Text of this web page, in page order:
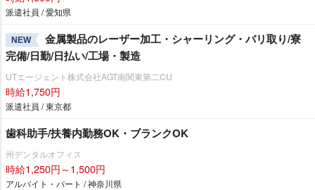
派遣社員 / 愛知県
NEW
金属製品のレーザー加工・シャーリング・バリ取り/寮
完備/日勤/日払い/工場・製造
UTエージェント株式会社AGT南関東第二CU
時給1,750円
派遣社員 / 東京都
歯科助手/扶養内勤務OK・ブランクOK
州デンタルオフィス
時給1,250円～1,500円
アルバイト・パート / 神奈川県